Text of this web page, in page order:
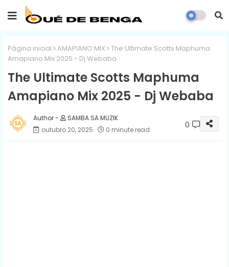
Página inicial AMAPIANO MIX
The Ultimate Scotts Maphuma
Amapiano Mix 2025 - Dj Webaba
The Ultimate Scotts Maphuma
Amapiano Mix 2025 - Dj Webaba
SAMBA SA MUZIK
outubro 20, 2025
0 minute read 0